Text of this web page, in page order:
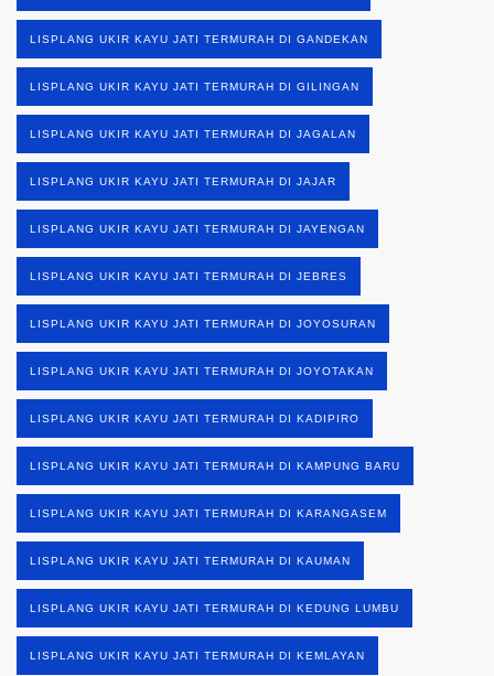
LISPLANG UKIR KAYU JATI TERMURAH DI GANDEKAN
LISPLANG UKIR KAYU JATI TERMURAH DI GILINGAN
LISPLANG UKIR KAYU JATI TERMURAH DI JAGALAN
LISPLANG UKIR KAYU JATI TERMURAH DI JAJAR
LISPLANG UKIR KAYU JATI TERMURAH DI JAYENGAN
LISPLANG UKIR KAYU JATI TERMURAH DI JEBRES
LISPLANG UKIR KAYU JATI TERMURAH DI JOYOSURAN
LISPLANG UKIR KAYU JATI TERMURAH DI JOYOTAKAN
LISPLANG UKIR KAYU JATI TERMURAH DI KADIPIRO
LISPLANG UKIR KAYU JATI TERMURAH DI KAMPUNG BARU
LISPLANG UKIR KAYU JATI TERMURAH DI KARANGASEM
LISPLANG UKIR KAYU JATI TERMURAH DI KAUMAN
LISPLANG UKIR KAYU JATI TERMURAH DI KEDUNG LUMBU
LISPLANG UKIR KAYU JATI TERMURAH DI KEMLAYAN